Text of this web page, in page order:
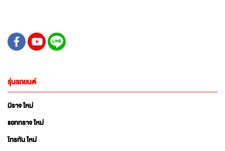
รุ่นรถยนต์
มิราจ ใหม่
แอททราจ ใหม่
ไทรทัน ใหม่